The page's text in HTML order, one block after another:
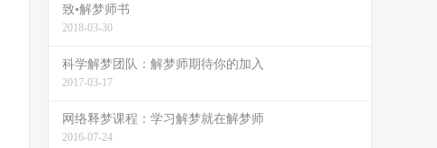
致•解梦师书
2018-03-30
科学解梦团队：解梦师期待你的加入
2017-03-17
网络释梦课程：学习解梦就在解梦师
2016-07-24